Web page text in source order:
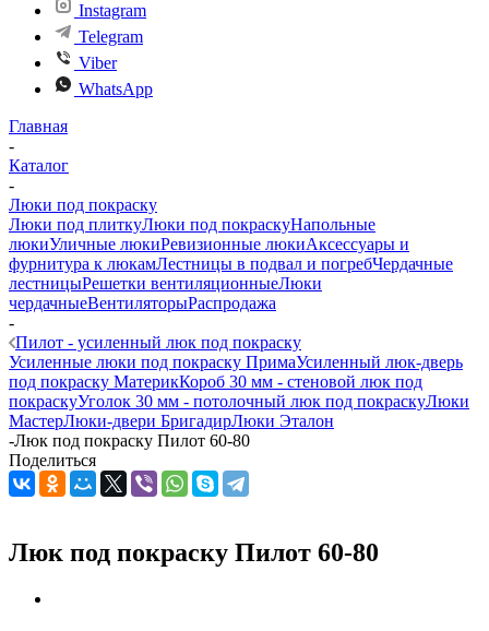
Instagram
Telegram
Viber
WhatsApp
Главная
-
Каталог
-
Люки под покраску
Люки под плиткуЛюки под покраскуНапольные
люкиУличные люкиРевизионные люкиАксессуары и
фурнитура к люкамЛестницы в подвал и погребЧердачные
лестницыРешетки вентиляционныеЛюки
чердачныеВентиляторыРаспродажа
-
Пилот - усиленный люк под покраску
Усиленные люки под покраску ПримаУсиленный люк-дверь
под покраску МатерикКороб 30 мм - стеновой люк под
покраскуУголок 30 мм - потолочный люк под покраскуЛюки
МастерЛюки-двери БригадирЛюки Эталон
-Люк под покраску Пилот 60-80
Поделиться
Люк под покраску Пилот 60-80